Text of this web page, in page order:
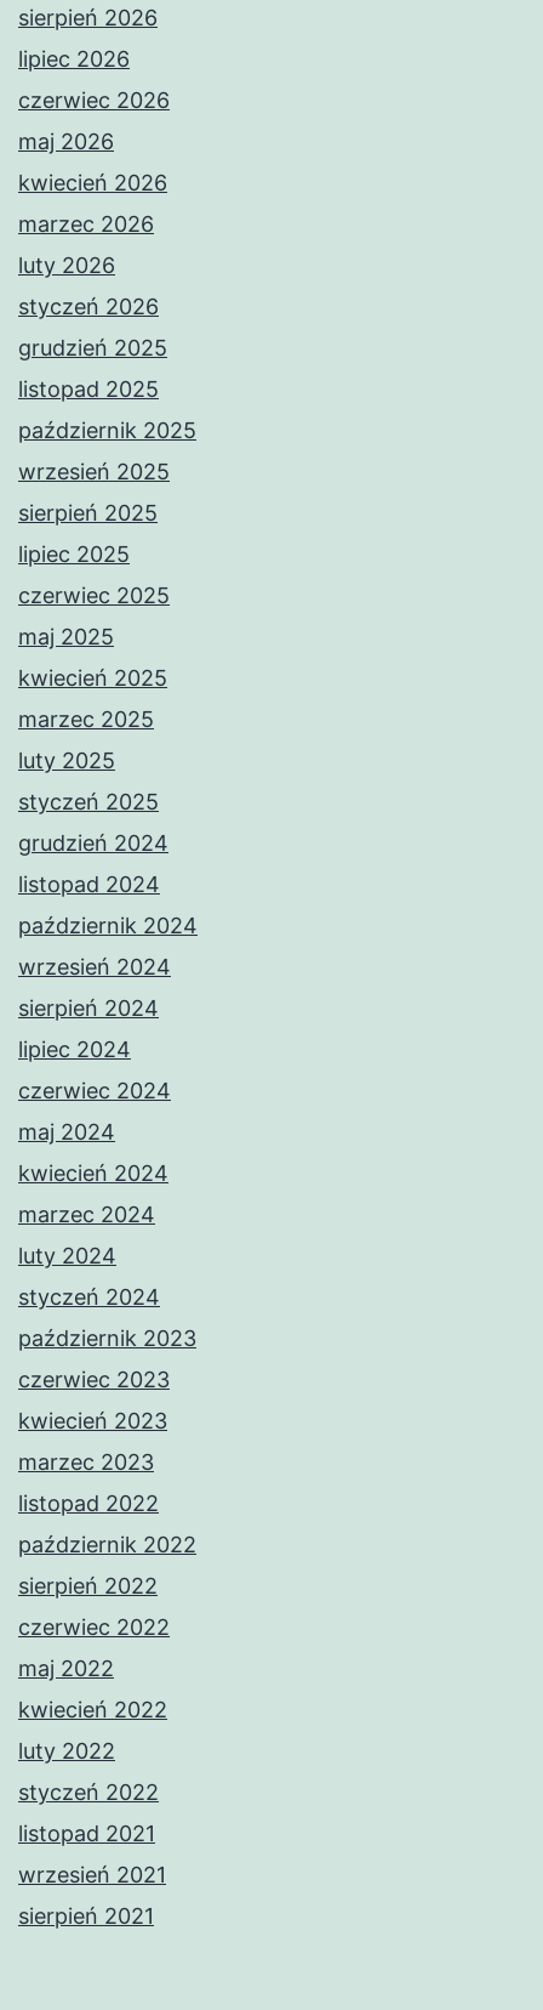
sierpień 2026
lipiec 2026
czerwiec 2026
maj 2026
kwiecień 2026
marzec 2026
luty 2026
styczeń 2026
grudzień 2025
listopad 2025
październik 2025
wrzesień 2025
sierpień 2025
lipiec 2025
czerwiec 2025
maj 2025
kwiecień 2025
marzec 2025
luty 2025
styczeń 2025
grudzień 2024
listopad 2024
październik 2024
wrzesień 2024
sierpień 2024
lipiec 2024
czerwiec 2024
maj 2024
kwiecień 2024
marzec 2024
luty 2024
styczeń 2024
październik 2023
czerwiec 2023
kwiecień 2023
marzec 2023
listopad 2022
październik 2022
sierpień 2022
czerwiec 2022
maj 2022
kwiecień 2022
luty 2022
styczeń 2022
listopad 2021
wrzesień 2021
sierpień 2021